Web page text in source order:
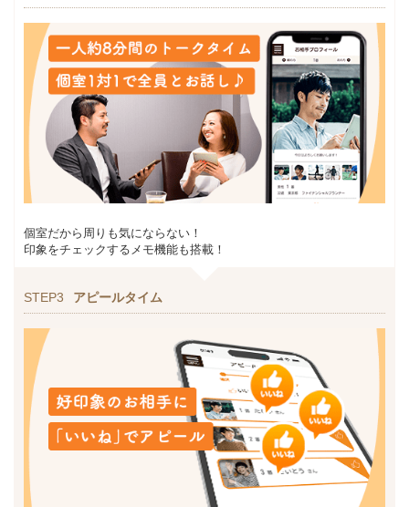
個室だから周りも気にならない！
印象をチェックするメモ機能も搭載！
STEP3 アピールタイム